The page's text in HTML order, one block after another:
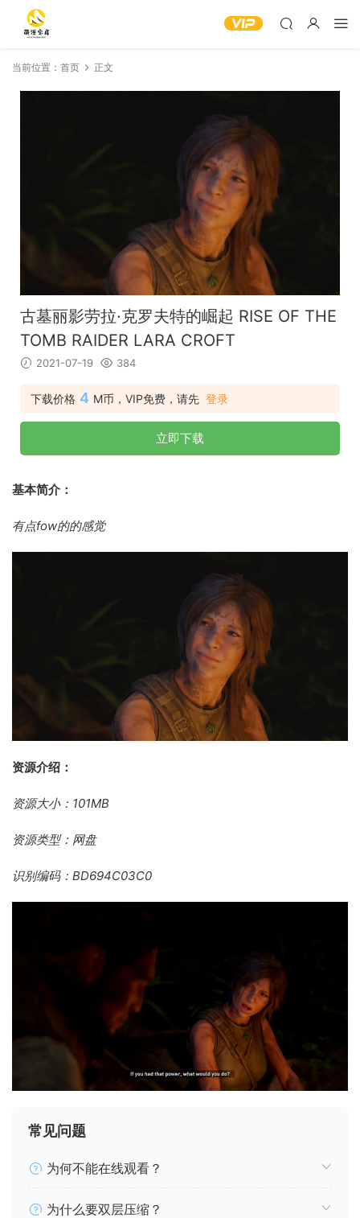
当前位置： 首页 正文
古墓丽影劳拉·克罗夫特的崛起 RISE OF THE
TOMB RAIDER LARA CROFT
2021-07-19 384
下载价格 4 M币，VIP免费，请先 登录
立即下载
基本简介：
有点fow的的感觉
资源介绍：
资源大小：101MB
资源类型：网盘
识别编码：BD694C03C0
常见问题
为何不能在线观看？
为什么要双层压缩？